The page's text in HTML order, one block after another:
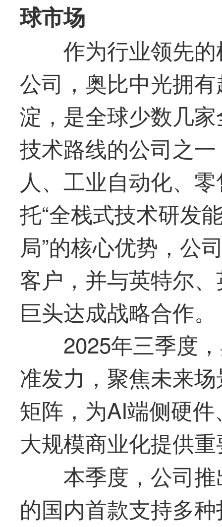
球市场
作为行业领先
公司， 奥比中光拥
淀，是全球少数几
技术路线的公司之
人、工业自动化、
托“全栈式技术研发
局”的核心优势，公
客户，并与英特尔
巨头达成战略合作。
2025年三季度，
准发力，聚焦未来
矩阵，为AI端侧硬
大规模商业化提供
本季度，公司
的国内首款支持多